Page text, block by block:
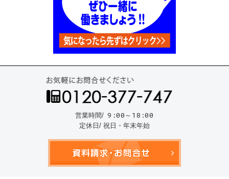
営業時間/ 9:00～18:00
定休日/ 祝日・年末年始